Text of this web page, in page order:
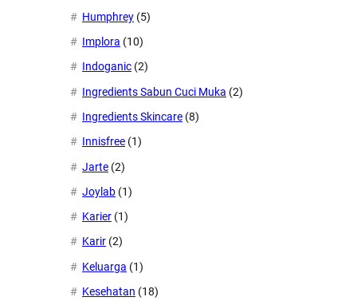
Humphrey (5)
Implora (10)
Indoganic (2)
Ingredients Sabun Cuci Muka (2)
Ingredients Skincare (8)
Innisfree (1)
Jarte (2)
Joylab (1)
Karier (1)
Karir (2)
Keluarga (1)
Kesehatan (18)